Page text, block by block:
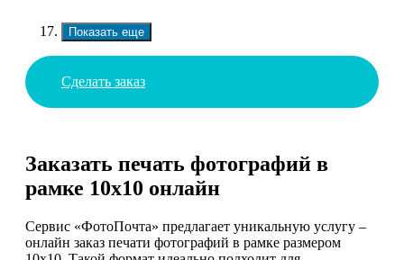
Показать еще
Сделать заказ
Заказать печать фотографий в
рамке 10х10 онлайн
Сервис «ФотоПочта» предлагает уникальную услугу –
онлайн заказ печати фотографий в рамке размером